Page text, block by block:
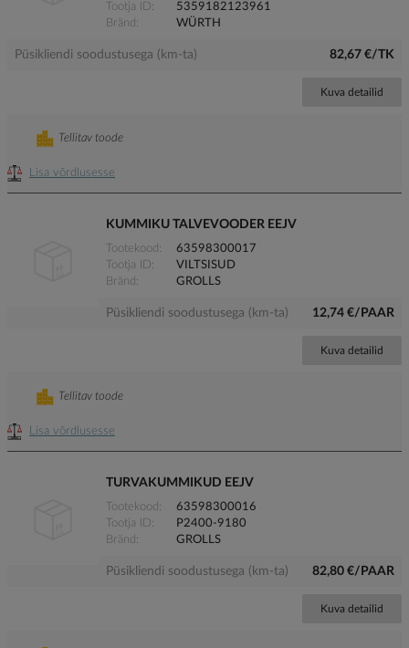
Tootja ID
5359182123961
Bränd
WÜRTH
Püsikliendi soodustusega (km-ta) 82,67 €/TK
Kuva detailid
Lisa võrdlusesse
Tellitav toode
KUMMIKU TALVEVOODER EEJV
Tootekood
63598300017
Tootja ID
VILTSISUD
Bränd
GROLLS
Püsikliendi soodustusega (km-ta) 12,74 €/PAAR
Kuva detailid
Lisa võrdlusesse
Tellitav toode
TURVAKUMMIKUD EEJV
Tootekood
63598300016
Tootja ID
P2400-9180
Bränd
GROLLS
Püsikliendi soodustusega (km-ta) 82,80 €/PAAR
Kuva detailid